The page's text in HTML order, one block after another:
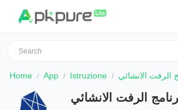
Home App Istruzione الرفت الانشائي
الرفت الانشائي